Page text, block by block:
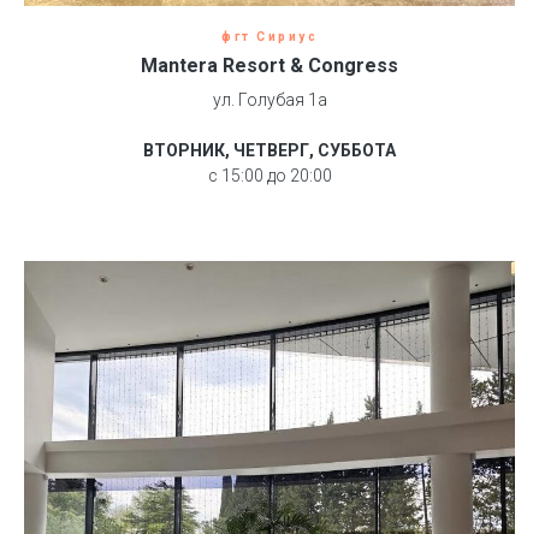
фгт Сириус
Mantera Resort & Congress
ул. Голубая 1а
ВТОРНИК, ЧЕТВЕРГ, СУББОТА
с 15:00 до 20:00